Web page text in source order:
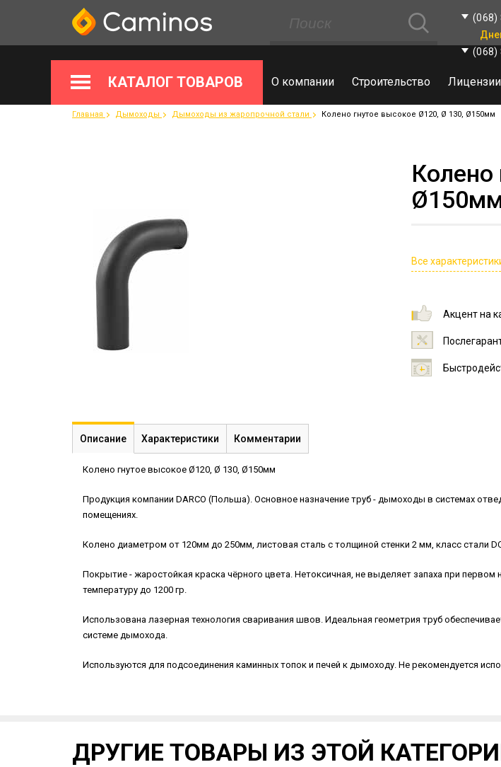
(068)
(068)
КАТАЛОГ ТОВАРОВ О компании Строительство Лицензии
Главная Дымоходы Дымоходы из жаропрочной стали Колено гнутое высокое Ø120, Ø 130, Ø150мм
Колено
Все
Акцент на
Описание Характеристики Комментарии
Колено гнутое высокое Ø120, Ø 130, Ø150мм
Продукция компании DARCO (Польша). Основное назначение труб - дымоходы в системах
помещениях.
Колено диаметром от 120мм до 250мм, листовая сталь с толщиной стенки 2 мм, класс стали
Покрытие - жаростойкая краска чёрного цвета. Нетоксичная, не выделяет запаха при первом
температуру до 1200 гр.
Использована лазерная технология сваривания швов. Идеальная геометрия труб
системе дымохода.
Используются для подсоединения каминных топок и печей к дымоходу. Не рекомендуется
ДРУГИЕ ТОВАРЫ ИЗ ЭТОЙ